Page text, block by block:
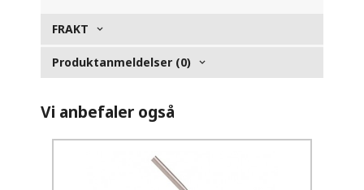
FRAKT
Produktanmeldelser (0)
Vi anbefaler også